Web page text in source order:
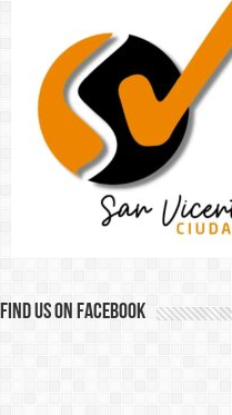
Find us on Facebook